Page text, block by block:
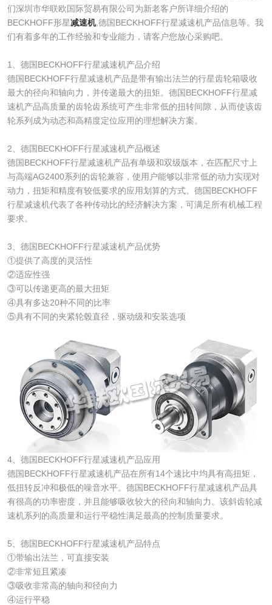
们深圳市华联欧国际贸易有限公司为新老客户所详细介绍的
BECKHOFF形星减速机,德国BECKHOFF行星减速机产品信息等。我
们有着多年的工作经验和专业能力，请客户您放心采购吧。
1、德国BECKHOFF行星减速机产品介绍
德国BECKHOFF行星减速机产品是带有输出法兰的行星齿轮箱吸收
最大的径向和轴向力，并传递最大的扭矩。德国BECKHOFF行星减
速机产品高质量的齿轮齿系统可产生非常低的扭转间隙，从而使该齿
轮系列成为动态和高精度定位应用的理想解决方案。
2、德国BECKHOFF行星减速机产品概述
德国BECKHOFF行星减速机产品有单级和双级版本，在匹配尺寸上
与高端AG2400系列的齿轮兼容，使用户能够以非常低的动力实现对
动力，扭矩和精度有较低要求的应用划算的方式。德国BECKHOFF
行星减速机代表了各种传动比的经济解决方案，可满足所有机械工程
要求。
3、德国BECKHOFF行星减速机产品优势
①提供了高度的灵活性
②适应性强
③可以传递更高的最大扭矩
④具有多达20种不同的比率
⑤具有不同的夹紧轮毂直径，驱动级和安装选项
4、德国BECKHOFF行星减速机产品应用
德国BECKHOFF行星减速机产品在所有14个速比中均具有高扭矩，
低扭转反冲和极低的噪音水平。德国BECKHOFF行星减速机产品具
有很高的功率密度，并且能够吸收较大的径向和轴向力。该斜齿轮减
速机系列的高质量和运行平稳性满足最高的控制质量要求。
5、德国BECKHOFF行星减速机产品特点
①带输出法兰，可直接安装
②非常短且紧凑
③吸收非常高的轴向和径向力
④运行平稳